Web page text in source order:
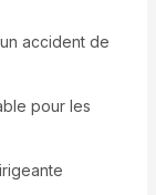
accident de
pour les